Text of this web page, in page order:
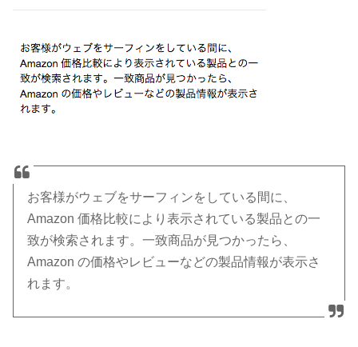
お客様がウェブをサーフィンをしている間に、
Amazon 価格比較により表示されている製品との一
致が検索されます。一致商品が見つかったら、
Amazon の価格やレビューなどの製品情報が表示さ
れます。